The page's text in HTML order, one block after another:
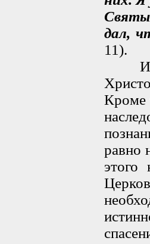
дал,
11).
Из
Кроме
равно